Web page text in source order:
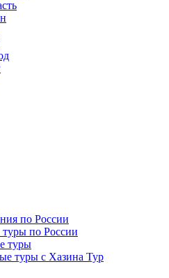
по России
по России
туры
туры с Хазина Тур